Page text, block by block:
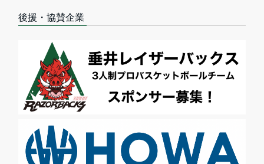
後援・協賛企業